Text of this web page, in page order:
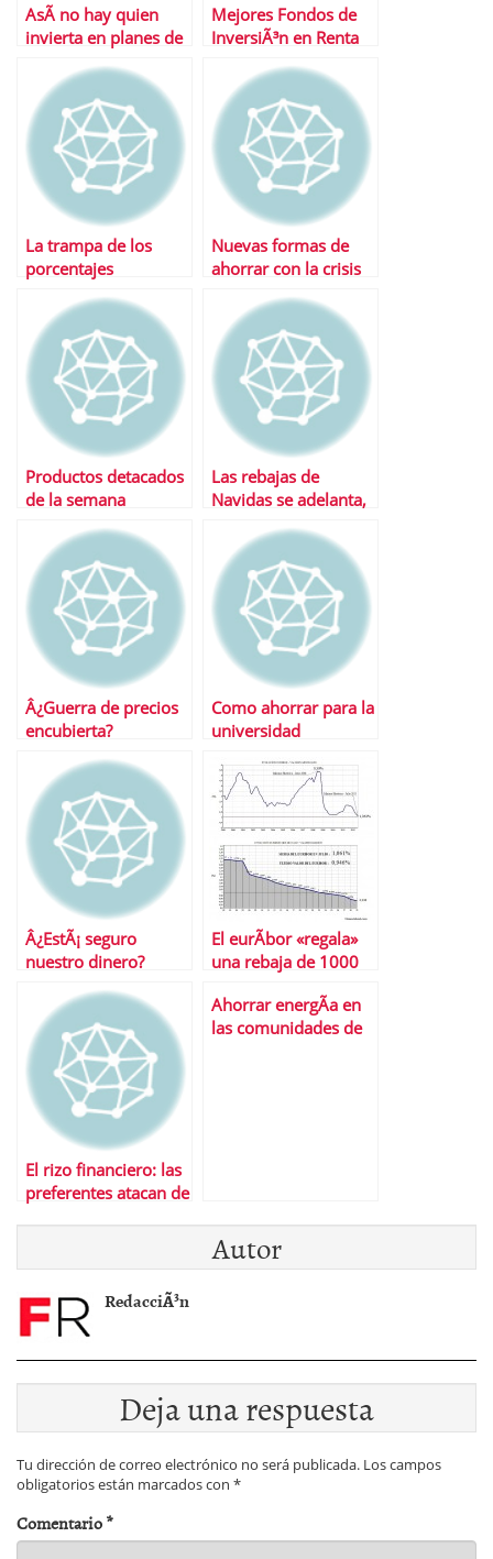
AsÃ­ no hay quien
invierta en planes de
Mejores Fondos de
InversiÃ³n en Renta
La trampa de los
porcentajes
Nuevas formas de
ahorrar con la crisis
Productos detacados
de la semana
Las rebajas de
Navidas se adelanta,
queda lo mejor
Â¿Guerra de precios
encubierta?
Como ahorrar para la
universidad
Â¿EstÃ¡ seguro
nuestro dinero?
El eurÃ­bor «regala»
una rebaja de 1000
El rizo financiero: las
preferentes atacan de
Ahorrar energÃ­a en
las comunidades de
Autor
RedacciÃ³n
Deja una respuesta
Tu dirección de correo electrónico no será publicada. Los campos
obligatorios están marcados con *
Comentario*